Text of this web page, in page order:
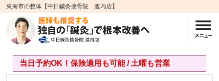
東海市の整体【中日鍼灸接骨院 渡内店】
当日予約OK！保険適用も可能 / 土曜も営業